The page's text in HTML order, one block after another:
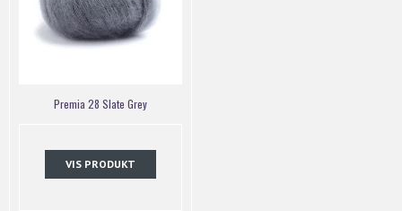
Premia 28 Slate Grey
VIS PRODUKT